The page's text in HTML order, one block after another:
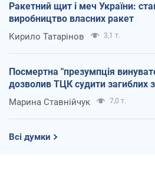
Ракетний щит і меч України:
виробництво власних ракет
Кирило Татарінов 3,1 т.
Посмертна "презумпція
дозволив ТЦК судити загиблих
Марина Ставнійчук 7,0 т.
Всі думки